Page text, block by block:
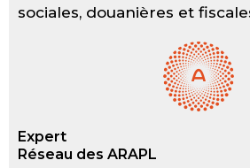
sociales, douanières et
Expert
Réseau des ARAPL